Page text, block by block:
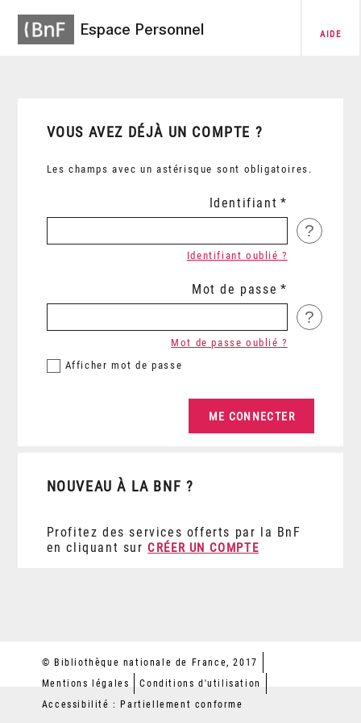
Espace Personnel AIDE
VOUS AVEZ DÉJÀ UN COMPTE ?
Les champs avec un astérisque sont obligatoires.
Identifiant
?
Identifiant oublié ?
Mot de passe
?
Afficher mot de passe
Mot de passe oublié ?
NOUVEAU À LA BNF ?
Profitez des services offerts par la BnF
en cliquant sur CRÉER UN COMPTE
© Bibliothèque nationale de France, 2017
Mentions légales
Conditions d'utilisation
Accessibilité : Partiellement conforme